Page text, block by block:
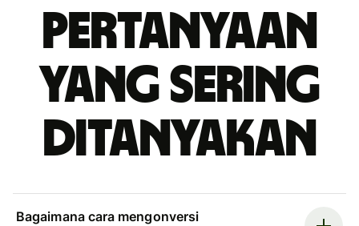
Pertanyaan
yang sering
ditanyakan
Bagaimana cara mengonversi